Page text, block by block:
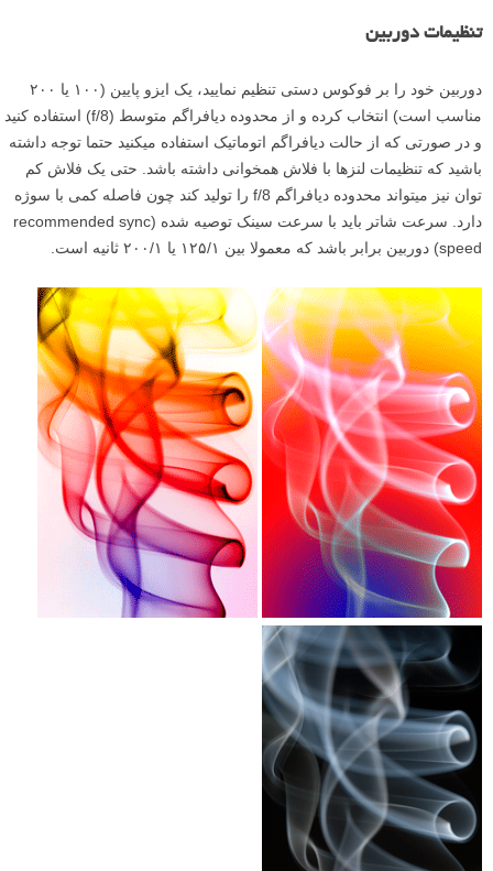
تنظیمات دوربین
دوربین خود را بر فوکوس دستی تنظیم نمایید، یک ایزو پایین (۱۰۰ یا ۲۰۰
مناسب است) انتخاب کرده و از محدوده دیافراگم متوسط (f/8) استفاده کنید
و در صورتی که از حالت دیافراگم اتوماتیک استفاده میکنید حتما توجه داشته
باشید که تنظیمات لنزها با فلاش همخوانی داشته باشد. حتی یک فلاش کم
توان نیز میتواند محدوده دیافراگم f/8 را تولید کند چون فاصله کمی با سوژه
دارد. سرعت شاتر باید با سرعت سینک توصیه شده (recommended sync
speed) دوربین برابر باشد که معمولا بین ۱۲۵/۱ یا ۲۰۰/۱ ثانیه است.